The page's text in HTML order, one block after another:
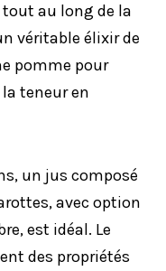
au long de la
véritable élixir de
pomme pour
teneur en
un jus composé
avec option
est idéal. Le
des propriétés